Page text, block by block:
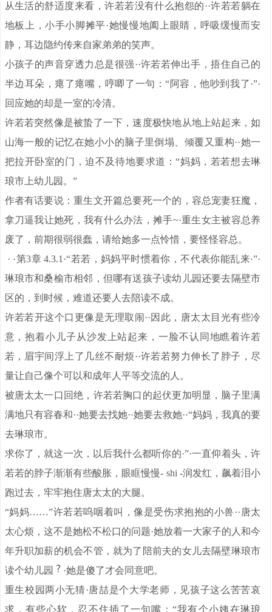
从生活的舒适度来看，许若若没有什么抱怨的··许若若躺在
地板上，小手小脚摊平·她慢慢地阖上眼睛，呼吸缓慢而安
静，耳边隐约传来自家弟弟的笑声。
小孩子的声音穿透力总是很强··许若若伸出手，捂住自己的
半边耳朵，瘪了瘪嘴，哼唧了一句：“阿容，他吵到我了·”·
回应她的却是一室的冷清。
许若若突然像是被蛰了一下，速度极快地从地上站起来，如
山海一般的记忆在她小小的脑子里倒塌、倾覆又重构··她一
把拉开卧室的门，迫不及待地要求道：“妈妈，若若想去琳
琅市上幼儿园。”
作者有话要说：重生文开篇总要死一个的，容总宠妻狂魔，
拿刀逼我让她死，我有什么办法，摊手~·重生女主被容总养
废了，前期很弱很蠢，请给她多一点怜惜，要怪怪容总。
· ·第3章 4.3.1·“若若，妈妈平时惯着你，不代表你能乱来·”·
琳琅市和桑榆市相邻，但哪有送孩子读幼儿园还要去隔壁市
区的，到时候，难道还要人去陪读不成。
许若若开这个口更像是无理取闹··因此，唐太太目光有些冷
意，抱着小儿子从沙发上站起来，一脸不认同地瞧着许若
若，眉宇间浮上了几丝不耐烦··许若若努力伸长了脖子，尽
量让自己像个可以和成年人平等交流的人。
被唐太太一口回绝，许若若胸口的起伏更加明显，脑子里满
满地只有容春和··她要去找她··她要去救她··“妈妈，我真的要
去琳琅市。
求你了，就这一次，以后我什么都听你的·”·一直仰着头，许
若若的脖子渐渐有些酸胀，眼眶慢慢- shi -润发红，飙着泪小
跑过去，牢牢抱住唐太太的大腿。
“妈妈……”许若若呜咽着叫，像是受伤求抱抱的小兽··唐太
太心烦，这不是她松不松口的问题·她放着一大家子的人和今
年升职加薪的机会不管，就为了陪前夫的女儿去隔壁琳琅市
读个幼儿园
·她是傻了才会同意吧。
重生校园两小无猜·唐喆是个大学老师，见孩子这么苦苦哀
求，有些心软，忍不住插了一句嘴：“我有个小姨在琳琅